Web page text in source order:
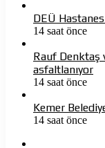
DEÜ
14 saat önce
Rauf Denktaş
asfaltlanıyor
14 saat önce
Kemer
14 saat önce